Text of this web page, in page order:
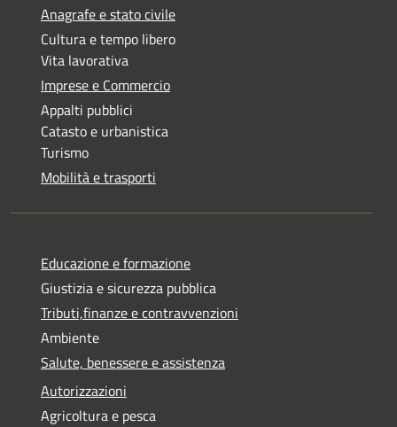
Anagrafe e stato civile
Cultura e tempo libero
Vita lavorativa
Imprese e Commercio
Appalti pubblici
Catasto e urbanistica
Turismo
Mobilità e trasporti
Educazione e formazione
Giustizia e sicurezza pubblica
Tributi,finanze e contravvenzioni
Ambiente
Salute, benessere e assistenza
Autorizzazioni
Agricoltura e pesca